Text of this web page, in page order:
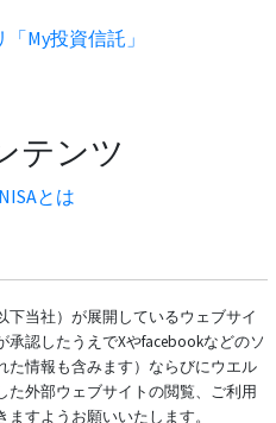
My投資信託」
テンツ
NISAとは
当社）が展開しているウェブサイ
承認したうえでXやfacebookなどのソ
た情報も含みます）ならびにウエル
た外部ウェブサイトの閲覧、ご利用
すようお願いいたします。